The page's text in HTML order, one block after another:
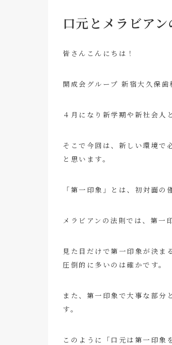
口元とメラビアン
皆さんこんにちは！
開成会グループ 新宿大久保歯
４月になり新学期や新社会人
そこで今回は、新しい環境で
と思います。
「第一印象」とは、初対面の
メラビアンの法則では、第一
見た目だけで第一印象が決ま
圧倒的に多いのは確かです。
また、第一印象で大事な部分
す。
このように「口元は第一印象